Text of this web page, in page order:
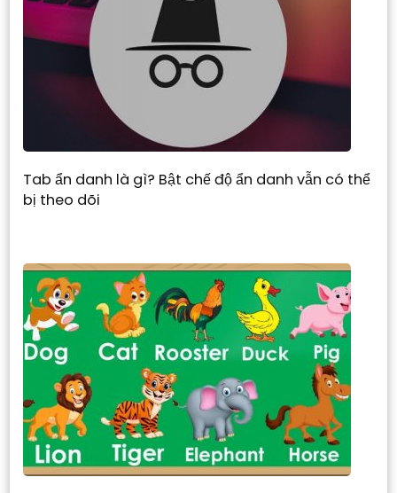
Tab ẩn danh là gì? Bật chế độ ẩn danh vẫn có thể
bị theo dõi